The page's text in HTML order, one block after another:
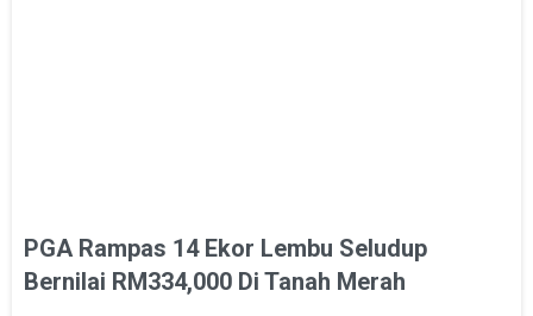
PGA Rampas 14 Ekor Lembu Seludup
Bernilai RM334,000 Di Tanah Merah